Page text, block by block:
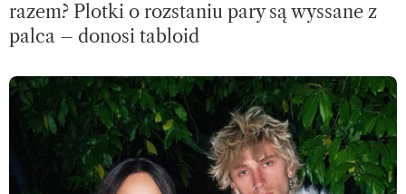
razem? Plotki o rozstaniu pary są wyssane z
palca – donosi tabloid